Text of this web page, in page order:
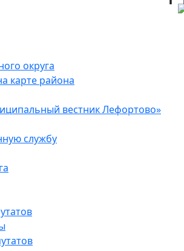
округа
карте района
вестник Лефортово»
службу